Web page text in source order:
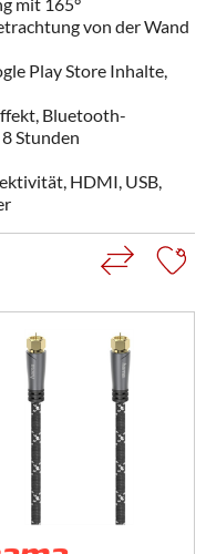
mit 165°
von der Wand
Play Store Inhalte,
Bluetooth-
Stunden
HDMI, USB,